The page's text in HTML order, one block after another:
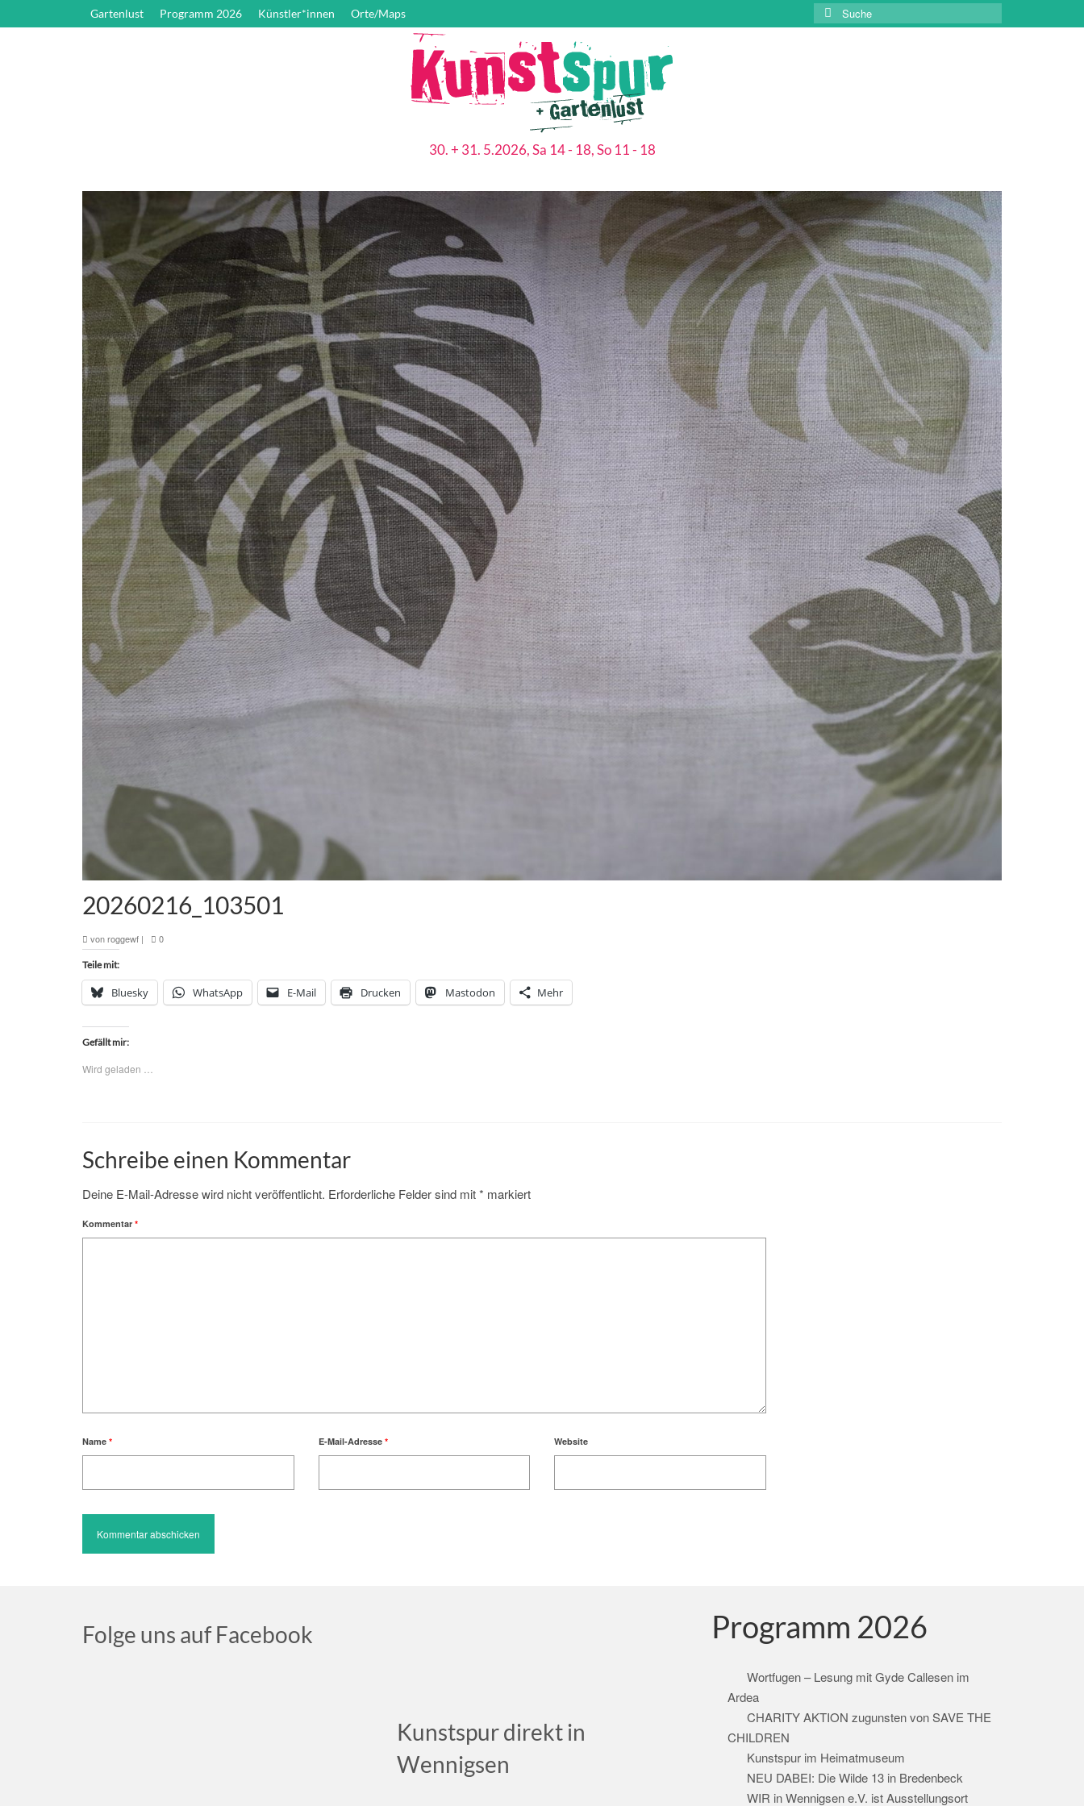
Gartenlust Programm 2026 Künstler*innen Orte/Maps
Suche
nach:
30. + 31. 5.2026, Sa 14 - 18, So 11 - 18
20260216_103501
vonroggewf | 0
Teile mit:
Bluesky WhatsApp E-Mail Drucken Mastodon Mehr
Gefällt mir:
Wird geladen …
Schreibe einen Kommentar
Deine E-Mail-Adresse wird nicht veröffentlicht. Erforderliche Felder sind mit* markiert
Kommentar *
Name * E-Mail-Adresse * Website
Folge uns auf Facebook
Kunstspur direkt in
Wennigsen
Programm 2026
Wortfugen – Lesung mit Gyde Callesen im
Ardea
CHARITY AKTION zugunsten von SAVE THE
CHILDREN
Kunstspur im Heimatmuseum
NEU DABEI: Die Wilde 13 in Bredenbeck
WIR in Wennigsen e.V. ist Ausstellungsort